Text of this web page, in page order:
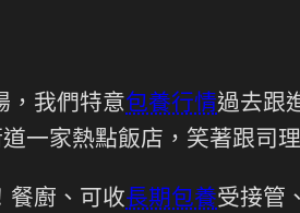
，我們特意包養行情過去跟
一家熱點飯店，笑著跟司
餐廚、可收長期包養受接管